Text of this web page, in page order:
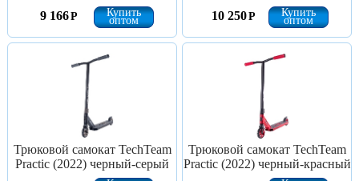
9 166Р Купить
оптом 10 250Р Купить
оптом
Трюковой самокат TechTeam
Practic (2022) черный-серый
Трюковой самокат TechTeam
Practic (2022) черный-красный